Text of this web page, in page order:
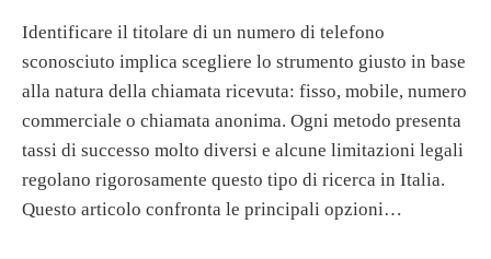
Identificare il titolare di un numero di telefono
sconosciuto implica scegliere lo strumento giusto in base
alla natura della chiamata ricevuta: fisso, mobile, numero
commerciale o chiamata anonima. Ogni metodo presenta
tassi di successo molto diversi e alcune limitazioni legali
regolano rigorosamente questo tipo di ricerca in Italia.
Questo articolo confronta le principali opzioni…